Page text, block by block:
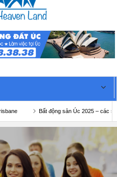
Bất động sản Úc 2025 – các suburb sẽ